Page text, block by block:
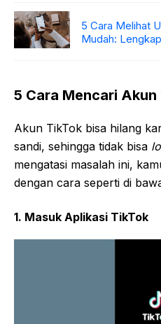
5 Cara Melihat
Mudah:
5 Cara Mencari
Akun TikTok bisa hilang
sandi, sehingga tidak bisa
mengatasi masalah ini,
dengan cara seperti di
1. Masuk Aplikasi TikTok